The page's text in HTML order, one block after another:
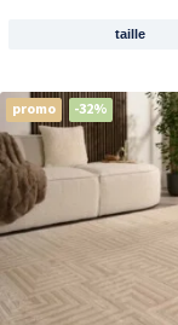
taille
promo -32%